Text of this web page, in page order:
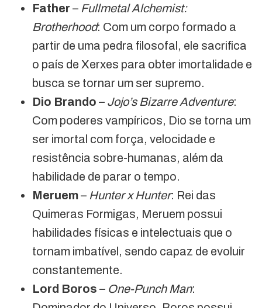
Father – Fullmetal Alchemist:
Brotherhood: Com um corpo formado a
partir de uma pedra filosofal, ele sacrifica
o país de Xerxes para obter imortalidade e
busca se tornar um ser supremo.
Dio Brando – Jojo’s Bizarre Adventure:
Com poderes vampíricos, Dio se torna um
ser imortal com força, velocidade e
resistência sobre-humanas, além da
habilidade de parar o tempo.
Meruem– Hunter x Hunter: Rei das
Quimeras Formigas, Meruem possui
habilidades físicas e intelectuais que o
tornam imbatível, sendo capaz de evoluir
constantemente.
Lord Boros – One-Punch Man: